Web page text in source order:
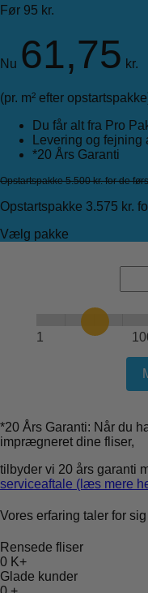
Før 95 kr.
Nu 61,75 kr.
(pr. m² efter
Du får alt fra Pro
Levering og fejning
*20 Års Garanti
Opstartspakke 5.500 kr. for de
Opstartspakke 3.575 kr.
Vælg pakke
1
*20 Års Garanti: Når du
imprægneret dine fliser,
tilbyder vi 20 års garanti
serviceaftale (læs mere
Vores erfaring taler for
Rensede fliser
0 K+
Glade kunder